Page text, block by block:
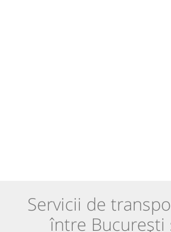
Servicii de
între București